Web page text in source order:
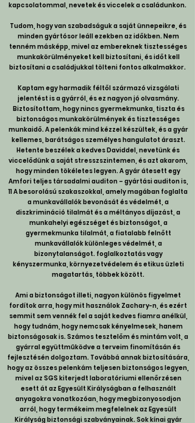
kapcsolatommal, nevetek és viccelek a családunkon.
Tudom, hogy van szabadságuk a saját ünnepeikre, és
minden gyártósor leáll ezekben az időkben. Nem
tenném másképp, mivel az embereknek tisztességes
munkakörülményeket kell biztosítani, és időt kell
biztosítani a családjukkal tölteni fontos alkalmakkor.
Kaptam egy harmadik féltől származó vizsgálati
jelentést is a gyárról, és ez nagyon jó olvasmány.
Biztosítottam, hogy nincs gyermekmunka, tiszta és
biztonságos munkakörülmények és tisztességes
munkaidő. A pelenkák mind kézzel készültek, és a gyár
kellemes, barátságos személyes hangulatot áraszt.
Hetente beszélek a kedves Daviddel, nevetünk és
viccelődünk a saját stresszszintemen, és azt akarom,
hogy minden tökéletes legyen. A gyár átesett egy
Amfori teljes társadalmi auditon – gyártási auditon is,
11 A besorolású szakaszokkal, amely magában foglalta
a munkavállalók bevonását és védelmét, a
diszkrimináció tilalmát és a méltányos díjazást, a
munkahelyi egészséget és biztonságot, a
gyermekmunka tilalmát, a fiatalabb felnőtt
munkavállalók különleges védelmét, a
bizonytalanságot. foglalkoztatás vagy
kényszermunka, környezetvédelem és etikus üzleti
magatartás, többek között.
Ami a biztonságot illeti, nagyon különös figyelmet
fordítok arra, hogy mit használok Zachary-n, és ezért
semmit sem vennék fel a saját kedves fiamra anélkül,
hogy tudnám, hogy nemcsak kényelmesek, hanem
biztonságosak is. Számos tesztelőm és mintám volt, a
gyárral együttműködve a terveim finomításán és
fejlesztésén dolgoztam. Továbbá annak biztosítására,
hogy az összes pelenkám teljesen biztonságos legyen,
mivel az SGS kiterjedt laboratóriumi ellenőrzésen
esett át az Egyesült Királyságban a felhasznált
anyagokra vonatkozóan, hogy megbizonyosodjon
arról, hogy termékeim megfelelnek az Egyesült
Királyság biztonsági szabványainak. Sok kínai gyár